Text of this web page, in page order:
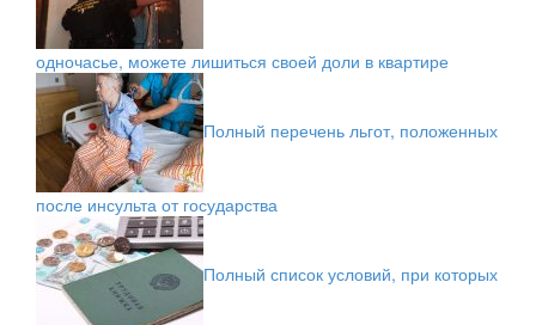
одночасье, можете лишиться своей доли в квартире
Полный перечень льгот, положенных
после инсульта от государства
Полный список условий, при которых